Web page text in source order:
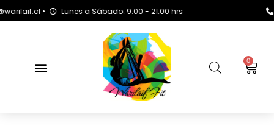
• Lunes a Sábado: 9:00 - 21:00 hrs
0